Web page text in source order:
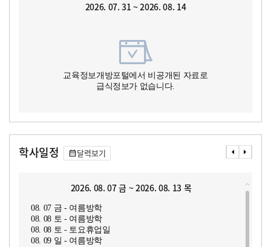
2026. 07. 31 ~ 2026. 08. 14
교육정보개방포털에서 비공개된 자료로
급식정보가 없습니다.
학사일정 달력보기
2026. 08. 07 금 ~ 2026. 08. 13 목
08. 07 금 - 여름방학
08. 08 토 - 여름방학
08. 08 토 - 토요휴업일
08. 09 일 - 여름방학